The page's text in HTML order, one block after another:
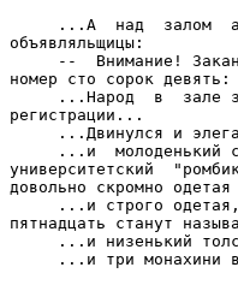
...А  над  залом
объявляльщицы:
--  Внимание!
номер сто сорок
...Народ  в  зале
регистрации...
...Двинулся и
...и  молоденький
университетский
довольно скромно
...и строго
пятнадцать станут
...и низенький
...и три монахини